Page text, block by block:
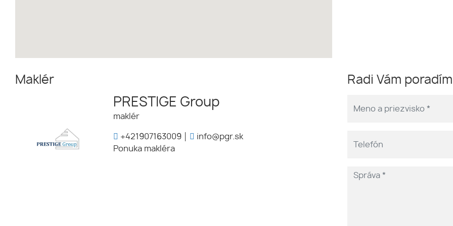
Maklér
PRESTIGE Group
maklér
+421907163009
info@pgr.sk
Ponuka makléra
Radi Vám